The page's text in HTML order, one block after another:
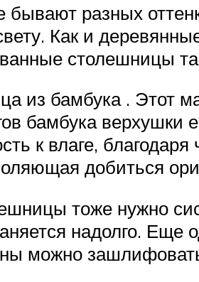
разных
Как и
столешницы
из бамбука . Этот
бамбука
к влаге,
добиться
тоже нужно
надолго. Еще
можно